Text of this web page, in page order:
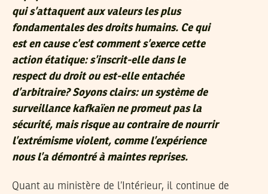
qui s’attaquent aux valeurs les plus
fondamentales des droits humains. Ce qui
est en cause c’est comment s’exerce cette
action étatique: s’inscrit-elle dans le
respect du droit ou est-elle entachée
d’arbitraire? Soyons clairs: un système de
surveillance kafkaïen ne promeut pas la
sécurité, mais risque au contraire de nourrir
l’extrémisme violent, comme l’expérience
nous l’a démontré à maintes reprises.
Quant au ministère de l’Intérieur, il continue de